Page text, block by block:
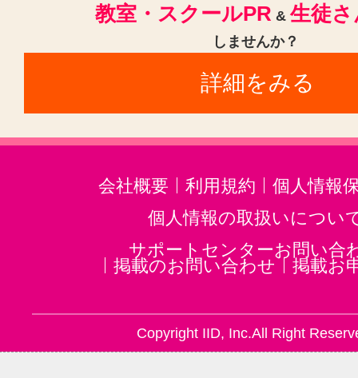
教室・スクールPR & 生徒
しませんか？
詳細をみる
会社概要 利用規約
個人情報
個人情報の取扱いについ
サポートセンターお問い合
掲載のお問い合わせ
掲載お
Copyright IID, Inc.All Right